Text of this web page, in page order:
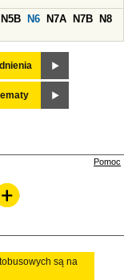
N5B N6 N7A N7B
N8
Pomoc
są na